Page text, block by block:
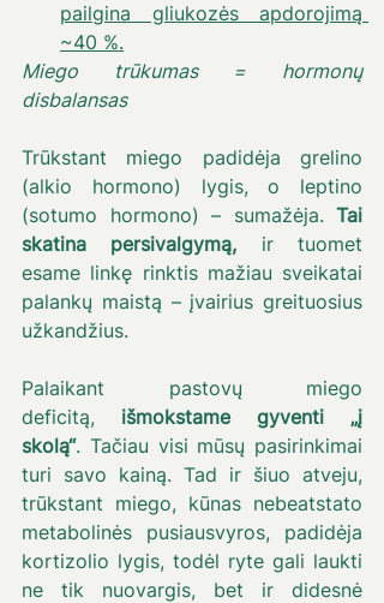
pailgina gliukozės apdorojimą
~40 %.
Miego trūkumas = hormonų
disbalansas
Trūkstant miego padidėja grelino
(alkio hormono) lygis, o leptino
(sotumo hormono) – sumažėja. Tai
skatina persivalgymą, ir tuomet
esame linkę rinktis mažiau sveikatai
palankų maistą – įvairius greituosius
užkandžius.
Palaikant pastovų miego
deficitą, išmokstame gyventi „į
skolą“. Tačiau visi mūsų pasirinkimai
turi savo kainą. Tad ir šiuo atveju,
trūkstant miego, kūnas nebeatstato
metabolinės pusiausvyros, padidėja
kortizolio lygis, todėl ryte gali laukti
ne tik nuovargis, bet ir didesnė